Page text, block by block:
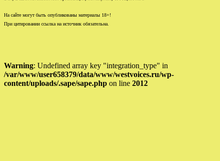
На сайте могут быть опубликованы материалы 18+!
При цитировании ссылка на источник обязательна.
Warning: Undefined array key "integration_type" in
/var/www/user658379/data/www/westvoices.ru/wp-
content/uploads/.sape/sape.php on line 2012